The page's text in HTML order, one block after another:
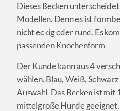
Dieses Becken
Modellen. Denn es ist
nicht eckig oder rund. Es
passenden Knochenform.
Der Kunde kann aus 4
wählen. Blau, Weiß,
Auswahl. Das Becken ist mit
mittelgroße Hunde